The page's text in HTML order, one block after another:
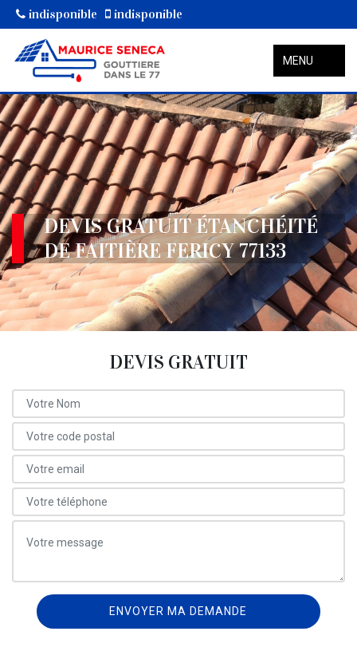
indisponible indisponible
MENU
DEVIS GRATUIT ÉTANCHÉITÉ
DE FAITIÈRE FERICY 77133
DEVIS GRATUIT